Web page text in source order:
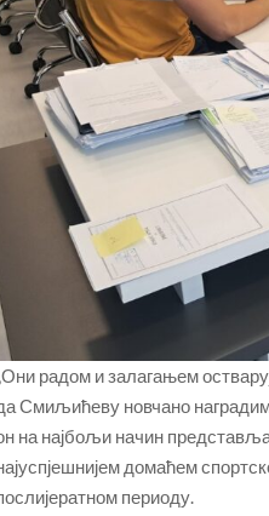
„Они радом и залагањем
Смиљићеву новчано наградим
на најбољи начин представља
домаћем
периоду.